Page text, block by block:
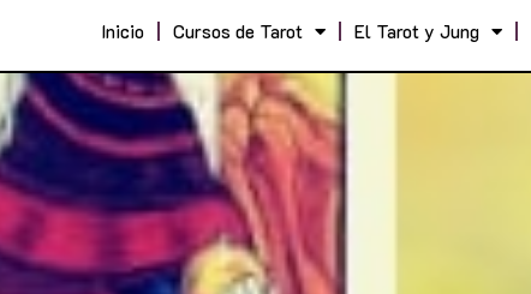
Inicio Cursos de Tarot El Tarot y Jung